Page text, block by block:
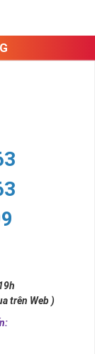
dựa vào những
trên Web )